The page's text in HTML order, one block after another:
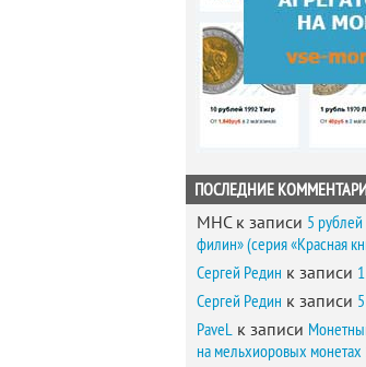
ПОСЛЕДНИЕ
MHCк записи 5
филин» (серия «Красная
Сергей Редин к записи
Сергей Редин к записи
PaveL к записи
на мельхиоровых